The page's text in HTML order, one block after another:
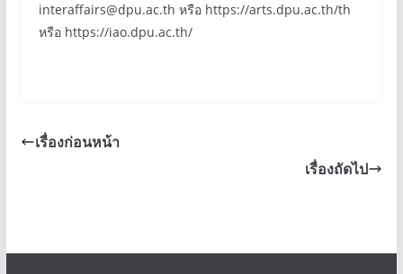
interaffairs@dpu.ac.th หรือ https://arts.dpu.ac.th/th
หรือ https://iao.dpu.ac.th/
เรื่องก่อนหน้า
เรื่องถัดไป